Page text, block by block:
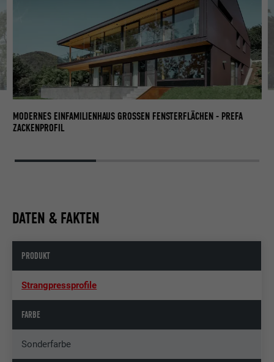
MODERNES EINFAMILIENHAUS GROSSEN FENSTERFLÄCHEN - PREFA Z
ACKENPROFIL
DATEN & FAKTEN
PRODUKT
Strangpressprofile
FARBE
Sonderfarbe